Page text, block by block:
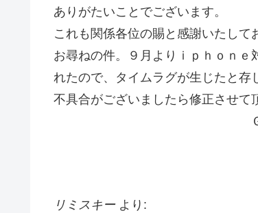
ありがたいことでございます。
これも関係各位の賜と感謝いたして
お尋ねの件。９月よりｉｐｈｏｎｅ
れたので、タイムラグが生じたと存
不具合がございましたら修正させて
Ｇｏｔ
リミスキー より: